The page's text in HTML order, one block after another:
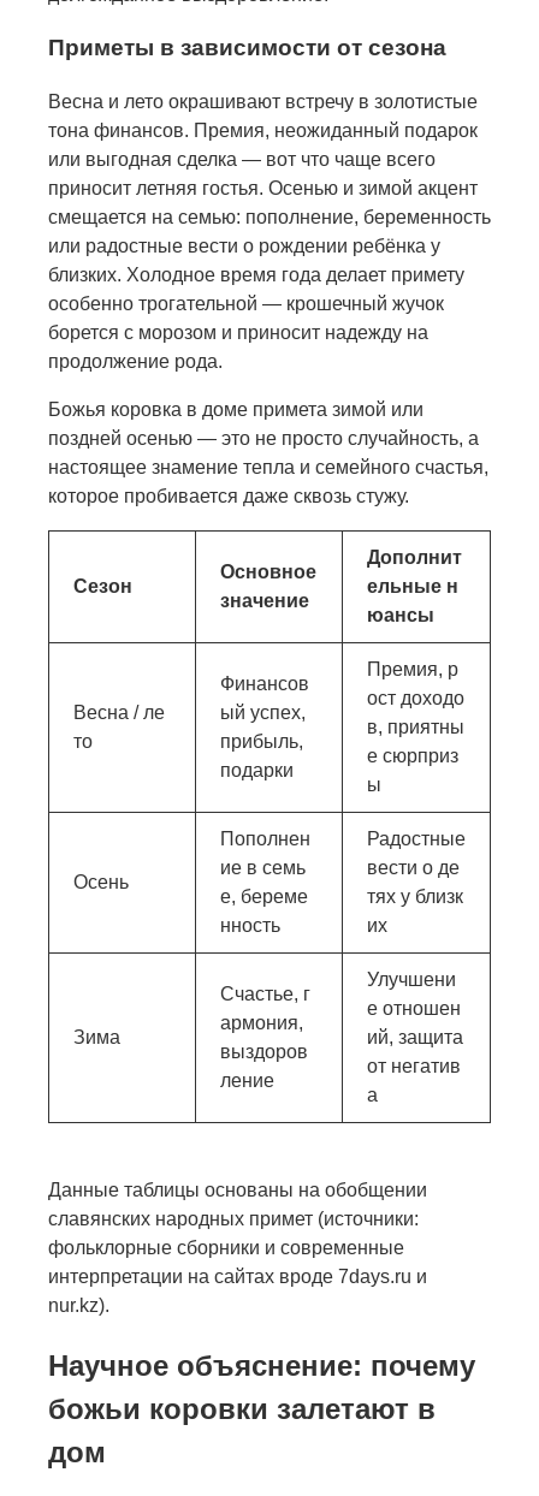
Приметы в зависимости от сезона
Весна и лето окрашивают встречу в золотистые
тона финансов. Премия, неожиданный подарок
или выгодная сделка — вот что чаще всего
приносит летняя гостья. Осенью и зимой акцент
смещается на семью: пополнение, беременность
или радостные вести о рождении ребёнка у
близких. Холодное время года делает примету
особенно трогательной — крошечный жучок
борется с морозом и приносит надежду на
продолжение рода.
Божья коровка в доме примета зимой или
поздней осенью — это не просто случайность, а
настоящее знамение тепла и семейного счастья,
которое пробивается даже сквозь стужу.
Сезон
Основное
значение
Дополнит
ельные н
юансы
Весна / ле
то
Финансов
ый успех,
прибыль,
подарки
Премия, р
ост доходо
в, приятны
е сюрприз
ы
Осень
Пополнен
ие в семь
е, береме
нность
Радостные
вести о де
тях у близк
их
Зима
Счастье, г
армония,
выздоров
ление
Улучшени
е отношен
ий, защита
от негатив
а
Данные таблицы основаны на обобщении
славянских народных примет (источники:
фольклорные сборники и современные
интерпретации на сайтах вроде 7days.ru и
nur.kz).
Научное объяснение: почему
божьи коровки залетают в
дом